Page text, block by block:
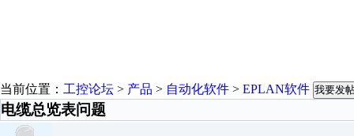
当前位置： 工控论坛 > 产品 > 自动化软件 > EPLAN软件 我要发
电缆总览表问题